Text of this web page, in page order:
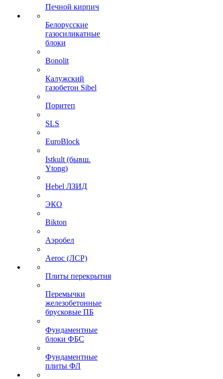
Печной кирпич
Белорусские
газосиликатные
блоки
Bonolit
Калужский
газобетон Sibel
Поритеп
SLS
EuroBlock
Istkult (бывш.
Ytong)
Hebel ЛЗИД
ЭКО
Bikton
Аэробел
Aeroc (ЛСР)
Плиты перекрытия
Перемычки
железобетонные
брусковые ПБ
Фундаментные
блоки ФБС
Фундаментные
плиты ФЛ